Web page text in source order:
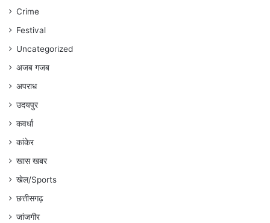
अंकित
गौरहा
Crime
Festival
Uncategorized
अजब गजब
अपराध
उदयपुर
कवर्धा
कांकेर
खास खबर
खेल/Sports
छत्तीसगढ़
जांजगीर